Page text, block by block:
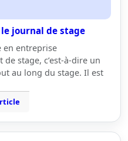
journal de stage
en entreprise
stage, c’est-à-dire un
au long du stage. Il est